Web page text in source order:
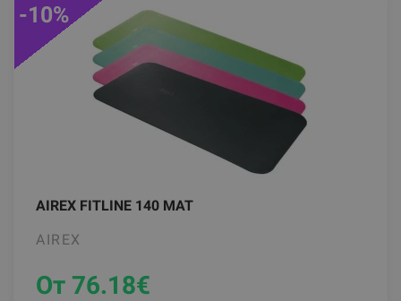
AIREX FITLINE 140 MAT
AIREX
-10%
От 76.18€